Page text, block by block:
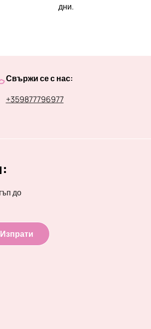
дни.
Свържи се с нас:
+359877796977
до
Изпрати